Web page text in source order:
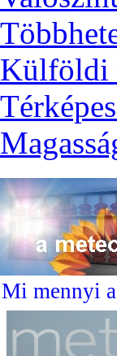
Külföldi
Mi mennyi